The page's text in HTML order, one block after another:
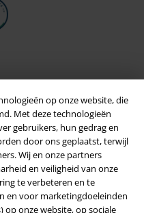
op onze website, die
Met deze technologieën
gebruikers, hun gedrag en
door ons geplaatst, terwijl
Wij en onze partners
en veiligheid van onze
te verbeteren en te
en voor marketingdoeleinden
op onze website, op sociale